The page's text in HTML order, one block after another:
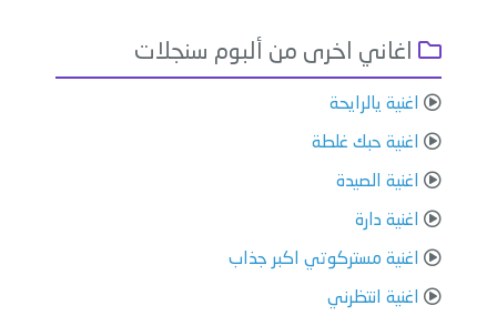
اغاني اخرى من ألبوم سنجلات
اغنية يالرايحة
اغنية حبك غلطة
اغنية الصيدة
اغنية دارة
اغنية مستركوتي اكبر جذاب
اغنية انتظرني